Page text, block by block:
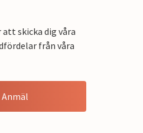
skicka dig våra
från våra
Anmäl